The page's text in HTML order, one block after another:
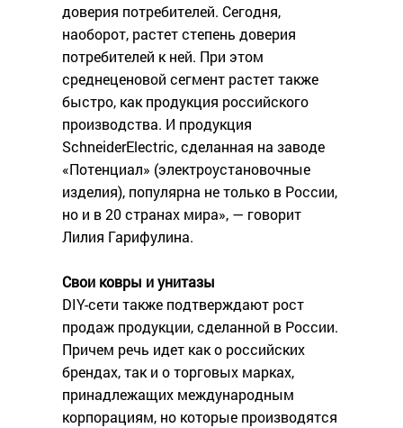
доверия потребителей. Сегодня,
наоборот, растет степень доверия
потребителей к ней. При этом
среднеценовой сегмент растет также
быстро, как продукция российского
производства. И продукция
SchneiderElectric, сделанная на заводе
«Потенциал» (электроустановочные
изделия), популярна не только в России,
но и в 20 странах мира», — говорит
Лилия Гарифулина.
Свои ковры и унитазы
DIY-сети также подтверждают рост
продаж продукции, сделанной в России.
Причем речь идет как о российских
брендах, так и о торговых марках,
принадлежащих международным
корпорациям, но которые производятся